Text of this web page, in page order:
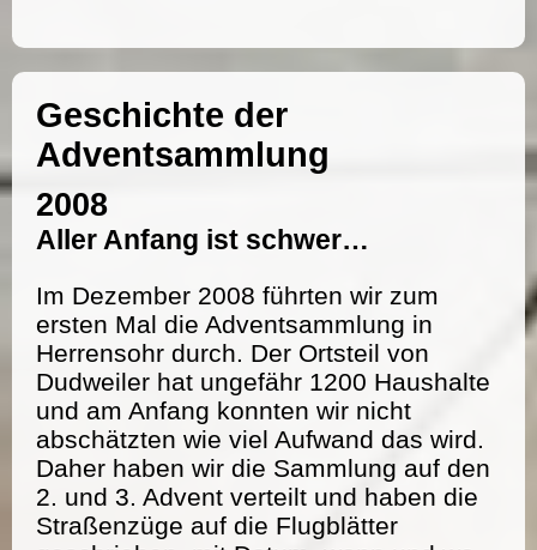
Geschichte der
Adventsammlung
2008
Aller Anfang ist schwer…
Im Dezember 2008 führten wir zum
ersten Mal die Adventsammlung in
Herrensohr durch. Der Ortsteil von
Dudweiler hat ungefähr 1200 Haushalte
und am Anfang konnten wir nicht
abschätzten wie viel Aufwand das wird.
Daher haben wir die Sammlung auf den
2. und 3. Advent verteilt und haben die
Straßenzüge auf die Flugblätter